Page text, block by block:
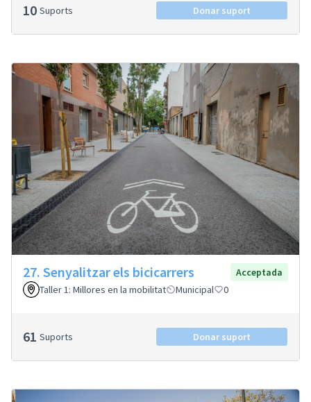
10 Suports Donar suport
27. Senyalitzar els bicicarrers
Acceptada
Taller 1: Millores en la mobilitat
Municipal 0
61 Suports Donar suport